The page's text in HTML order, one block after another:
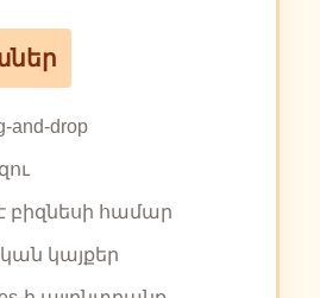
and-drop
բիզնեսի համար
կայքեր